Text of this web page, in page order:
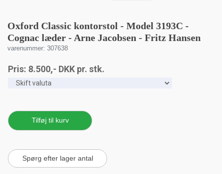
Oxford Classic kontorstol - Model 3193C -
Cognac læder - Arne Jacobsen - Fritz Hansen
varenummer: 307638
Pris: 8.500,- DKK pr. stk.